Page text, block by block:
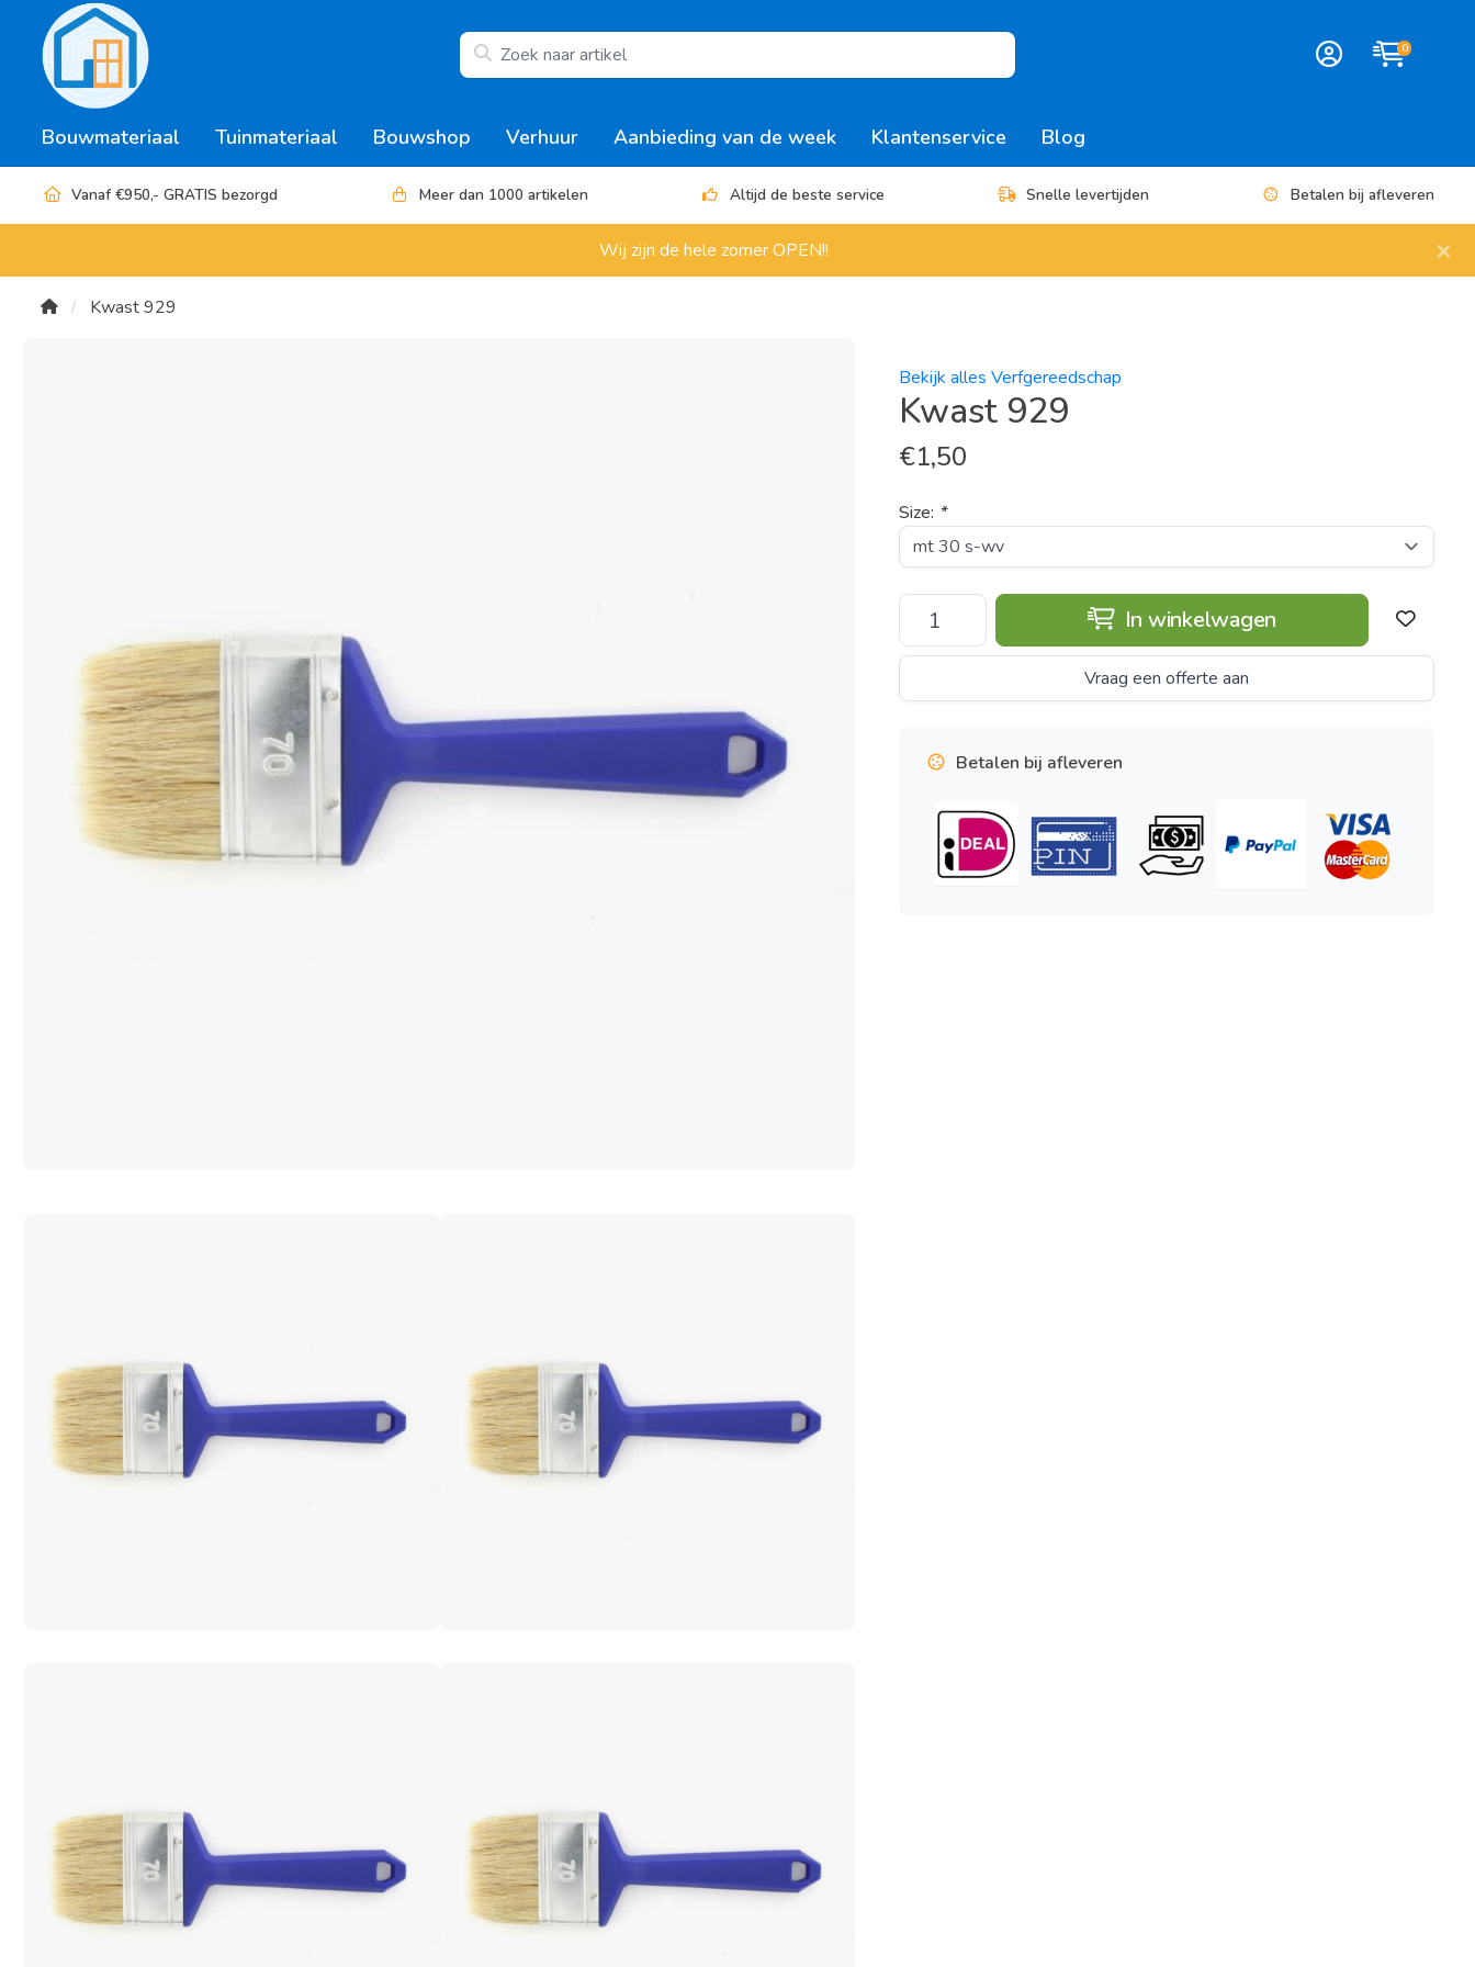
0
Bouwmateriaal Tuinmateriaal Bouwshop Verhuur Aanbieding van de week Klantenservice Blog
Vanaf €950,- GRATIS bezorgd Meer dan 1000 artikelen Altijd de beste service Snelle levertijden Betalen bij afleveren
Wij zijn de hele zomer OPEN!! ×
Kwast 929
Bekijk alles Verfgereedschap
Kwast 929
€1,50
Size: *
In winkelwagen
Vraag een offerte aan
Betalen bij afleveren